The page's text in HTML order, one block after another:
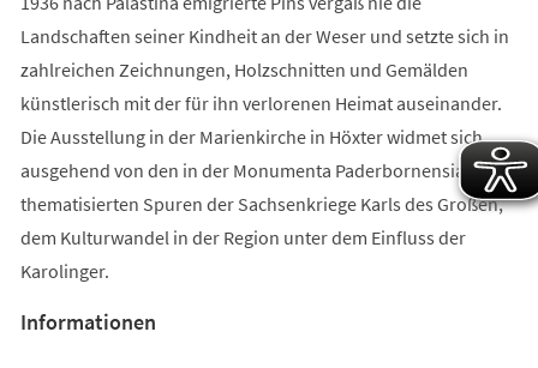
Landschaften seiner Kindheit an der Weser und setzte sich in
zahlreichen Zeichnungen, Holzschnitten und Gemälden
künstlerisch mit der für ihn verlorenen Heimat auseinander.
Die Ausstellung in der Marienkirche in Höxter widmet sich,
ausgehend von den in der Monumenta Paderbornensia
thematisierten Spuren der Sachsenkriege Karls des Großen,
dem Kulturwandel in der Region unter dem Einfluss der
Karolinger.
Informationen